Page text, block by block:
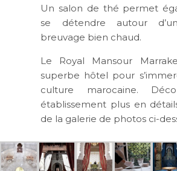
Un salon de thé permet
se détendre autour
breuvage bien chaud.
Le Royal Mansour
superbe hôtel pour
culture marocaine.
établissement plus en
de la galerie de photos ci-